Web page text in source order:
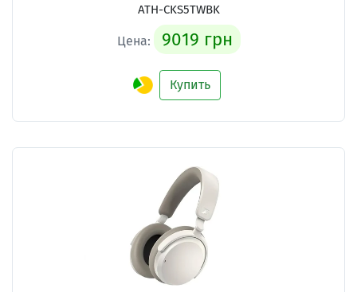
ATH-CKS5TWBK
Цена: 9019 грн
Купить